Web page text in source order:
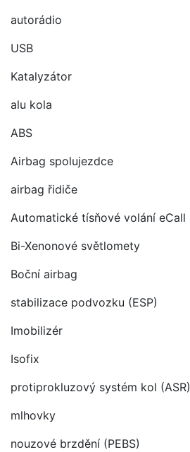
autorádio
USB
Katalyzátor
alu kola
ABS
Airbag spolujezdce
airbag řidiče
Automatické tísňové volání eCall
Bi-Xenonové světlomety
Boční airbag
stabilizace podvozku (ESP)
Imobilizér
Isofix
protiprokluzový systém kol (ASR)
mlhovky
nouzové brzdění (PEBS)